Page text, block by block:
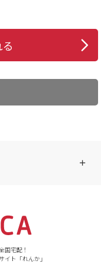
国宅配！
イト「れんか」